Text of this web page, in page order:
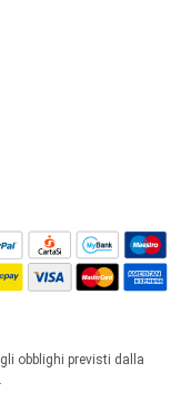
obblighi previsti dalla